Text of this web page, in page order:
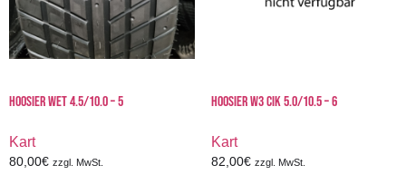
HOOSIER WET 4.5/10.0 – 5
Kart
80,00€ zzgl. MwSt.
HOOSIER W3 CIK 5.0/10.5 – 6
Kart
82,00€ zzgl. MwSt.